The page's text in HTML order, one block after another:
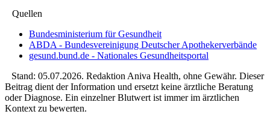
Quellen
Bundesministerium für Gesundheit
ABDA - Bundesvereinigung Deutscher Apothekerverbände
gesund.bund.de - Nationales Gesundheitsportal
Stand: 05.07.2026. Redaktion Aniva Health, ohne Gewähr. Dieser
Beitrag dient der Information und ersetzt keine ärztliche Beratung
oder Diagnose. Ein einzelner Blutwert ist immer im ärztlichen
Kontext zu bewerten.